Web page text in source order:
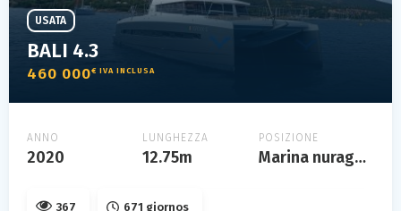
BALI 4.3
460 000€ IVA INCLUSA
USATA
ANNO
2020
LUNGHEZZA
12.75m
POSIZIONE
Marina nuraghe porto rotondo
367 671 giornos